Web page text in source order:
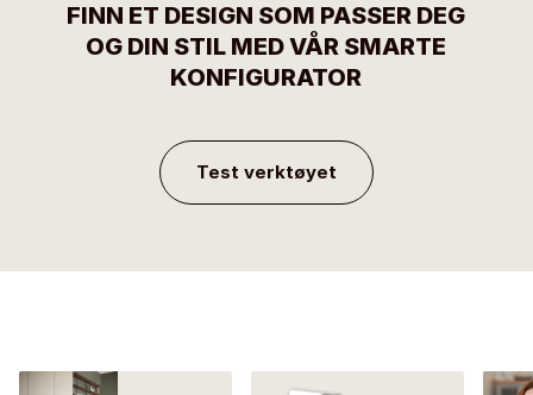
FINN ET DESIGN SOM PASSER DEG
OG DIN STIL MED VÅR SMARTE
KONFIGURATOR
Test verktøyet